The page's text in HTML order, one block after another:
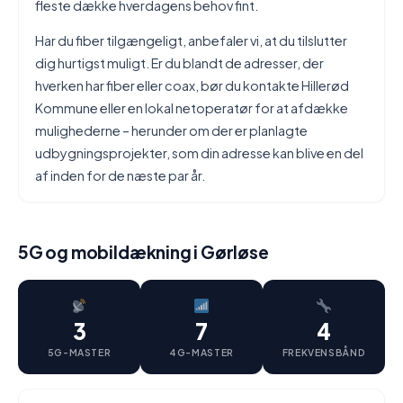
fleste dække hverdagens behov fint.
Har du fiber tilgængeligt, anbefaler vi, at du tilslutter
dig hurtigst muligt. Er du blandt de adresser, der
hverken har fiber eller coax, bør du kontakte Hillerød
Kommune eller en lokal netoperatør for at afdække
mulighederne – herunder om der er planlagte
udbygningsprojekter, som din adresse kan blive en del
af inden for de næste par år.
5G og mobildækning i Gørløse
3
5G-MASTER
7
4G-MASTER
4
FREKVENSBÅND